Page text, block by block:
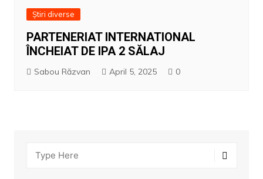
Știri diverse
PARTENERIAT INTERNATIONAL
ÎNCHEIAT DE IPA 2 SĂLAJ
Sabou Răzvan April 5, 2025 0